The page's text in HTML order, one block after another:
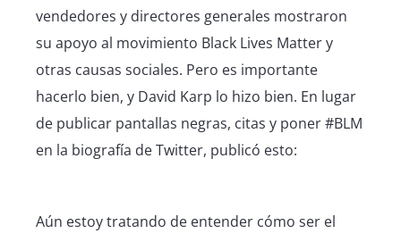
vendedores y directores generales mostraron
su apoyo al movimiento Black Lives Matter y
otras causas sociales. Pero es importante
hacerlo bien, y David Karp lo hizo bien. En lugar
de publicar pantallas negras, citas y poner #BLM
en la biografía de Twitter, publicó esto:
Aún estoy tratando de entender cómo ser el